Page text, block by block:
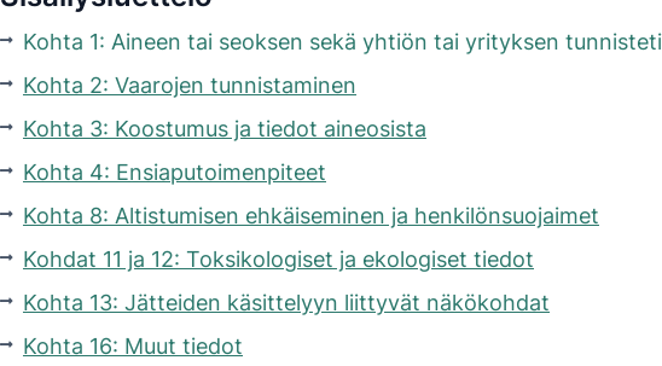
Kohta 1: Aineen tai seoksen sekä yhtiön tai yrityksen
Kohta 2: Vaarojen tunnistaminen
Kohta 3: Koostumus ja tiedot aineosista
Kohta 4: Ensiaputoimenpiteet
Kohta 8: Altistumisen ehkäiseminen ja henkilönsuojaimet
Kohdat 11 ja 12: Toksikologiset ja ekologiset tiedot
Kohta 13: Jätteiden käsittelyyn liittyvät näkökohdat
Kohta 16: Muut tiedot